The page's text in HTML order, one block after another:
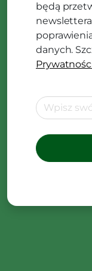
będą
danych.